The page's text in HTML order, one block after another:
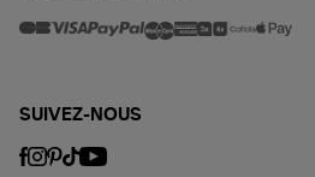
SUIVEZ-NOUS